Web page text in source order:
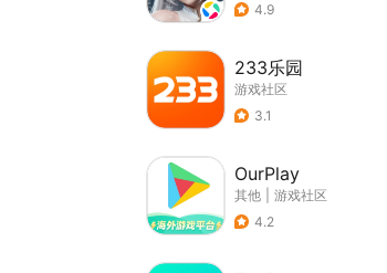
4.9
233乐园
游戏社区
3.1
OurPlay
其他
游戏社区
4.2